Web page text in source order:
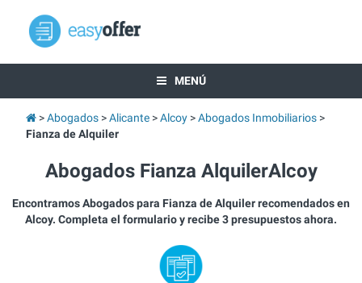
MENÚ
Abogados Alicante Alcoy
Abogados Inmobiliarios
Fianza de Alquiler
Abogados Fianza AlquilerAlcoy
Encontramos Abogados para Fianza de Alquiler recomendados en
Alcoy. Completa el formulario y recibe 3 presupuestos ahora.